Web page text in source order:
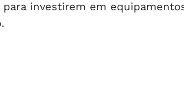
investirem em